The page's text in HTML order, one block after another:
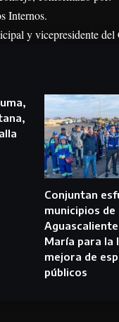
Internos.
y vicepresidente del
Conjuntan
municipios de
María para la
mejora de
públicos